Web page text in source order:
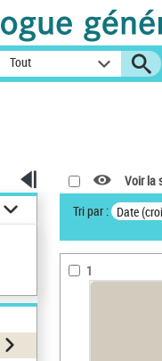
Tout
Voir la
Tri par : Date
1